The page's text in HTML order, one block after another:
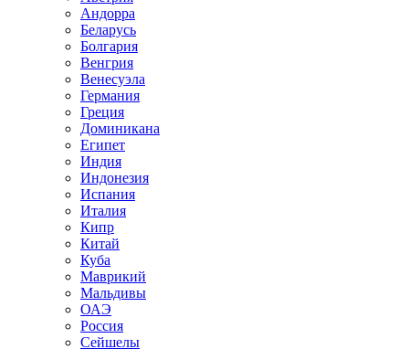
Андорра
Беларусь
Болгария
Венгрия
Венесуэла
Германия
Греция
Доминикана
Египет
Индия
Индонезия
Испания
Италия
Кипр
Китай
Куба
Маврикий
Мальдивы
ОАЭ
Россия
Сейшелы